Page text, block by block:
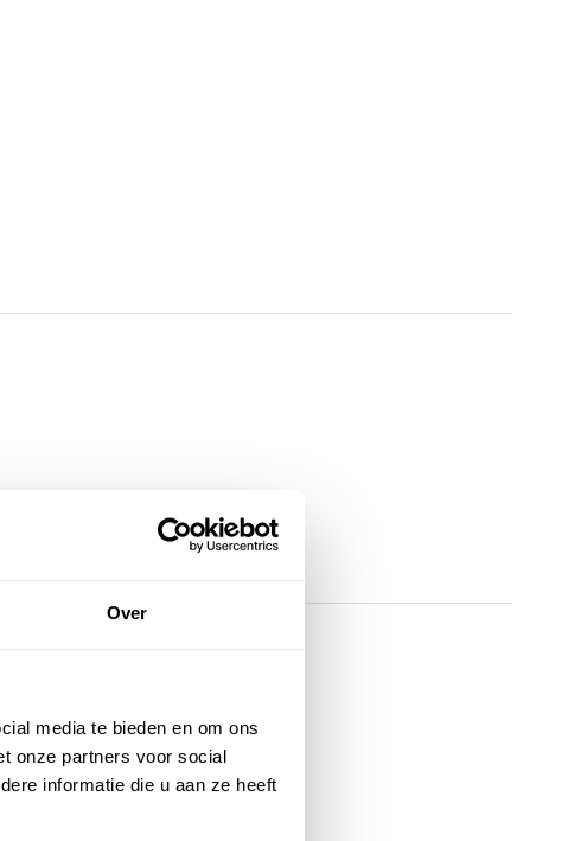
Over
media te bieden en om ons
onze partners voor social
informatie die u aan ze heeft